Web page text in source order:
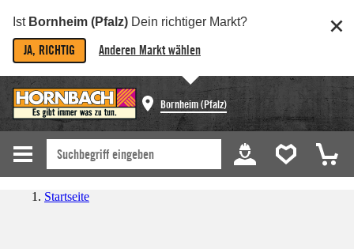
Ist Bornheim (Pfalz) Dein richtiger Markt?
JA, RICHTIG Anderen Markt wählen
Bornheim (Pfalz)
Startseite